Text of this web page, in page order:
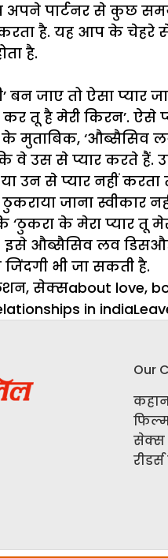
पार्टनर से कुछ
है. यह आप के चेहरे से
है.
बन जाए तो ऐसा प्यार
कर तू है मेरी किरन’.
के मुताबिक,
वे उस से प्यार करते
उन से प्यार नहीं
जाना
के मेरा प्यार तू
औब्सैसिव लव
भी जा सकती है.
, सेक्सTags
about love,
in india
Our
सेक्स